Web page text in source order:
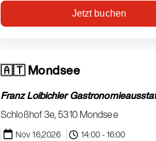
Jetzt buchen
🇦🇹 Mondsee
Franz Loibichler
Schloßhof 3e, 5310 Mondsee
Nov 16,2026 14:00 - 16:00